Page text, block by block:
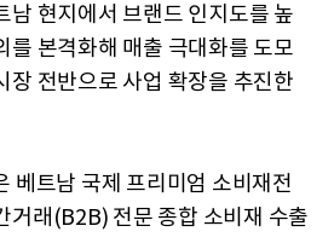
남 현지에서 브랜드 인지도를 높
를 본격화해 매출 극대화를 도모
장 전반으로 사업 확장을 추진한
베트남 국제 프리미엄 소비재전
거래(B2B) 전문 종합 소비재 수출